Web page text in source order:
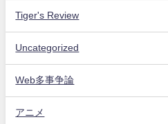
Tiger's Review
Uncategorized
Web多事争論
アニメ